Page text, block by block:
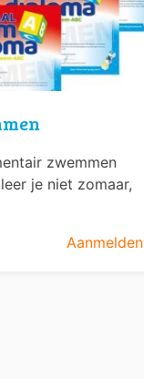
zwemmen
je niet zomaar,
Aanmelden